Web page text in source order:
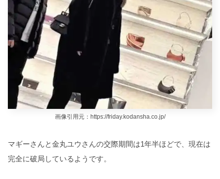
画像引用元：https://friday.kodansha.co.jp/
マギーさんと金丸ユウさんの交際期間は1年半ほどで、現在は
完全に破局しているようです。